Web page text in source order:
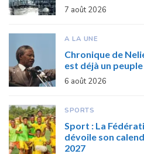
7 août 2026
A LA UNE
Chronique de
est déjà un
6 août 2026
SPORTS
Sport : La
dévoile son
2027